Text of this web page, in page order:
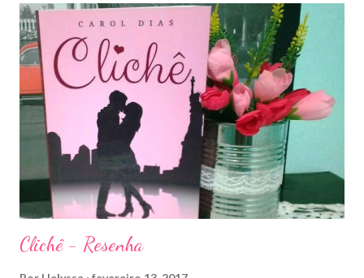
todos meio atordoados com tudo que Dorian e Aelin fizeram e,
principalmente, descobriram sobre o Pai do Príncipe, agora Rei
de Ardalan. Todos têm uma missão nessa guerra mesmo que
ainda um pouco indefinida. Aelin deixa Ardalan nas mãos de seu
Rei e segue com sua corte para casa, para finalmente rever seu
lar, Terrasen. Com um novo rei no trono, Chaol Westfall passa a
ser Mão do Rei de Ardalan, e Nesryn Faliq a nova Capitã da
Guarda. Entret...
Clichê - Resenha